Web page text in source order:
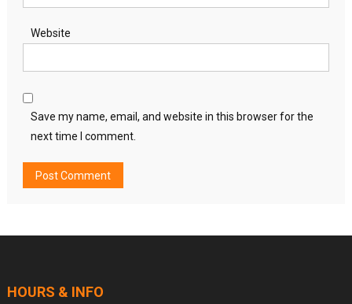
Website
Save my name, email, and website in this browser for the
next time I comment.
HOURS & INFO